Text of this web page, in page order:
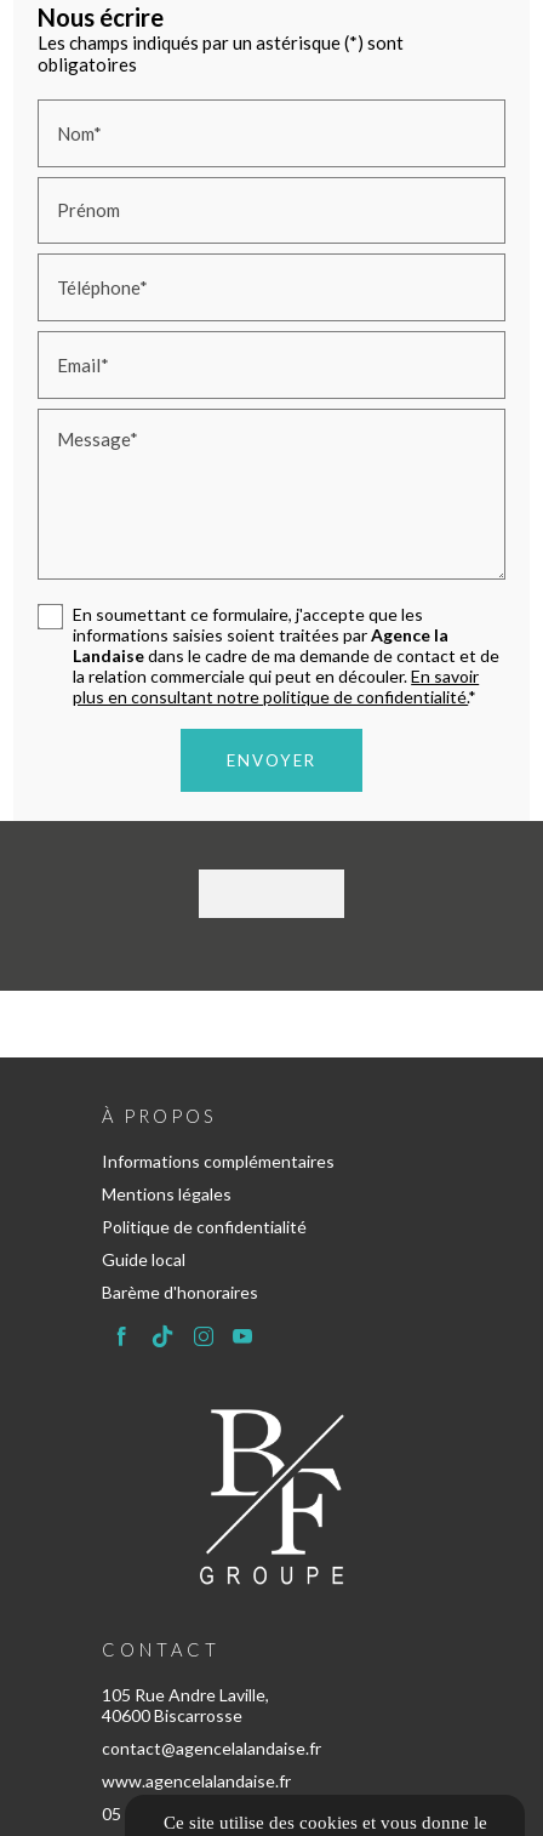
Nous écrire
Les champs indiqués par un astérisque (*) sont
obligatoires
Nom*
Prénom
Téléphone*
Email*
Message*
En soumettant ce formulaire, j'accepte que les
informations saisies soient traitées parAgence la
Landaisedans le cadre de ma demande de contact et de
la relation commerciale qui peut en découler.En savoir
plus en consultant notre politique de confidentialité.*
À PROPOS
Informations complémentaires
Mentions légales
Politique de confidentialité
Guide local
Barème d'honoraires
CONTACT
105 Rue Andre Laville,
40600 Biscarrosse
contact@agencelalandaise.fr
www.agencelalandaise.fr
05 67 80 57 65Ce site utilise des cookies et vous donne le